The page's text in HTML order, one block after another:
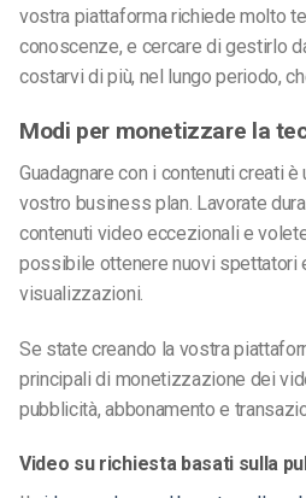
vostra piattaforma richiede molto
conoscenze, e cercare di gestirlo
costarvi di più, nel lungo periodo,
Modi per monetizzare la
Guadagnare con i contenuti creati
vostro business plan. Lavorate
contenuti video eccezionali e
possibile ottenere nuovi spettatori
visualizzazioni.
Se state creando la vostra
principali di monetizzazione dei
pubblicità, abbonamento e
Video su richiesta basati sulla